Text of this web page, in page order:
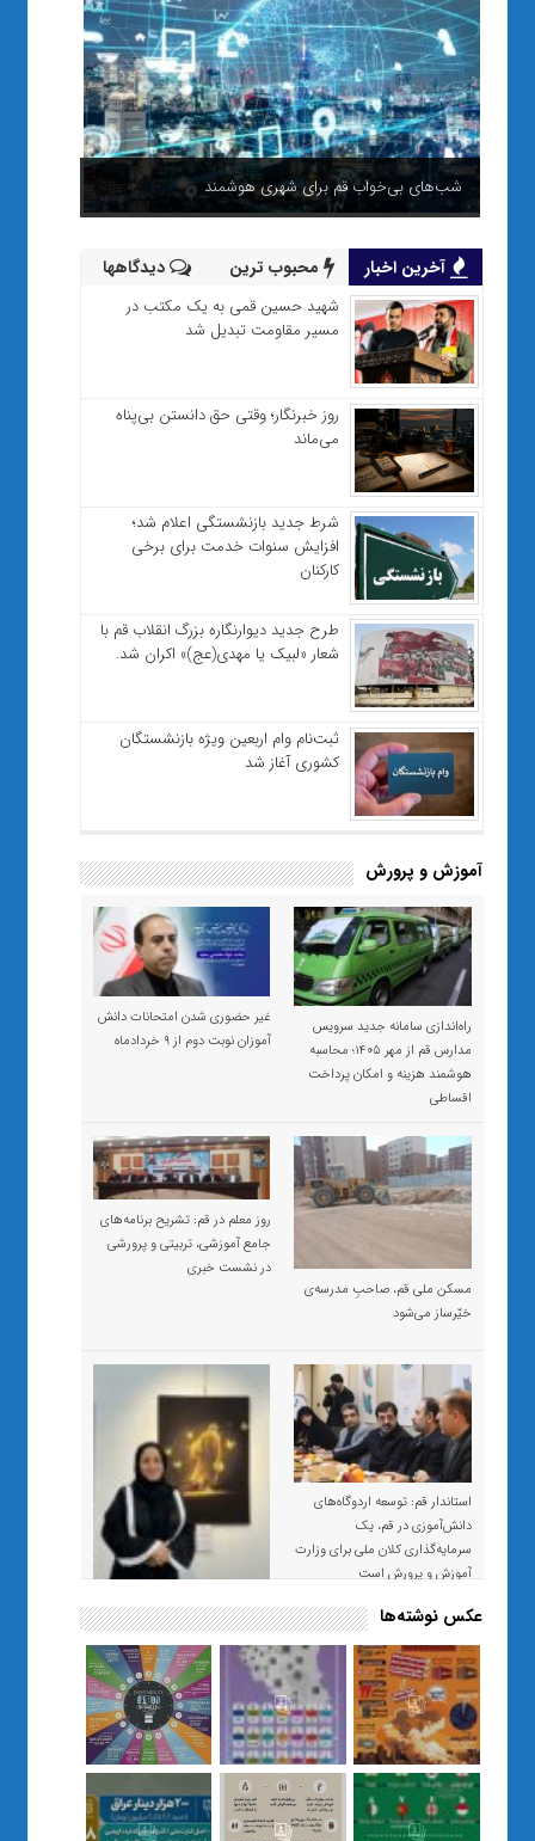
شب‌های بی‌خواب قم برای شهری هوشمند
آخرین اخبار محبوب ترین دیدگاهها
شهید حسین قمی به یک مکتب در
مسیر مقاومت تبدیل شد
روز خبرنگار؛ وقتی حق دانستن بی‌پناه
می‌ماند
شرط جدید بازنشستگی اعلام شد؛
افزایش سنوات خدمت برای برخی
کارکنان
طرح جدید دیوارنگاره بزرگ انقلاب قم با
شعار «لبیک یا مهدی(عج)» اکران شد.
ثبت‌نام وام اربعین ویژه بازنشستگان
کشوری آغاز شد
آموزش و پرورش
راه‌اندازی سامانه جدید سرویس
مدارس قم از مهر ۱۴۰۵؛ محاسبه
هوشمند هزینه و امکان پرداخت
اقساطی
غیر حضوری شدن امتحانات دانش
آموزان نوبت دوم از ۹ خردادماه
مسکن ملی قم، صاحبِ مدرسه‌ی
خیّرساز می‌شود
روز معلم در قم: تشریح برنامه‌های
جامع آموزشی، تربیتی و پرورشی
در نشست خبری
استاندار قم: توسعه اردوگاه‌های
دانش‌آموزی در قم، یک
سرمایه‌گذاری کلان ملی برای وزارت
آموزش و پرورش است
«صبر و اعتماد؛ روایت معلمی که
نسل Z را از بی‌هدفی به خودباوری
رساند / از یک کلاس ساده در قم تا
حضور مشترک معلم و هنرجویان
در مهم‌ترین گالری قرآنی هوش
مصنوعی تهران
عکس نوشته‌ها